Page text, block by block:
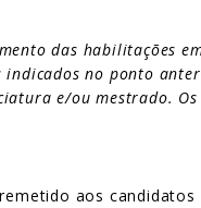
das habilitações
no ponto
e/ou mestrado.
aos candidatos